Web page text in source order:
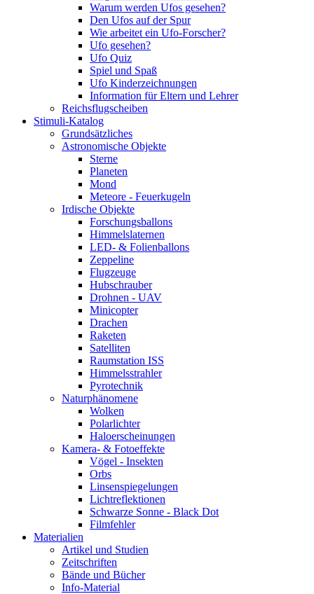
Warum werden Ufos gesehen?
Den Ufos auf der Spur
Wie arbeitet ein Ufo-Forscher?
Ufo gesehen?
Ufo Quiz
Spiel und Spaß
Ufo Kinderzeichnungen
Information für Eltern und Lehrer
Reichsflugscheiben
Stimuli-Katalog
Grundsätzliches
Astronomische Objekte
Sterne
Planeten
Mond
Meteore - Feuerkugeln
Irdische Objekte
Forschungsballons
Himmelslaternen
LED- & Folienballons
Zeppeline
Flugzeuge
Hubschrauber
Drohnen - UAV
Minicopter
Drachen
Raketen
Satelliten
Raumstation ISS
Himmelsstrahler
Pyrotechnik
Naturphänomene
Wolken
Polarlichter
Haloerscheinungen
Kamera- & Fotoeffekte
Vögel - Insekten
Orbs
Linsenspiegelungen
Lichtreflektionen
Schwarze Sonne - Black Dot
Filmfehler
Materialien
Artikel und Studien
Zeitschriften
Bände und Bücher
Info-Material